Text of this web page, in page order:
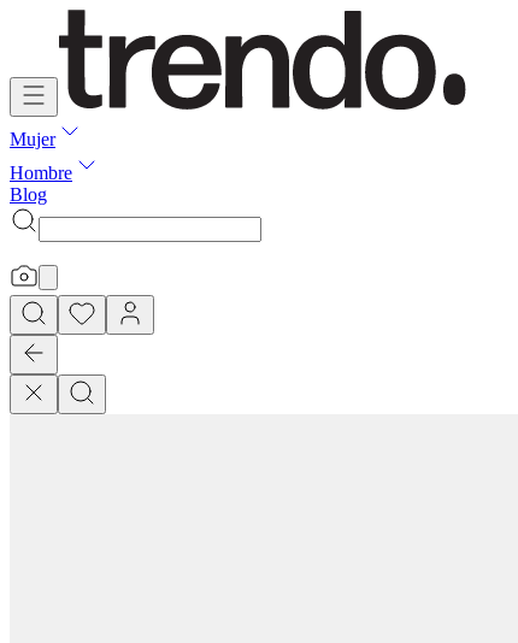
Mujer
Hombre
Blog